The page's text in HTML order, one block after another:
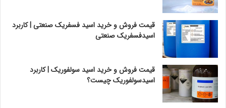
قیمت فروش و خرید اسید فسفریک صنعتی | کاربرد
اسیدفسفریک صنعتی
قیمت فروش و خرید اسید سولفوریک | کاربرد
اسیدسولفوریک چیست؟